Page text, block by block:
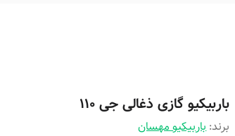
باربیکیو گازی ذغالی جی 110
برند:باربیکیو مهسان